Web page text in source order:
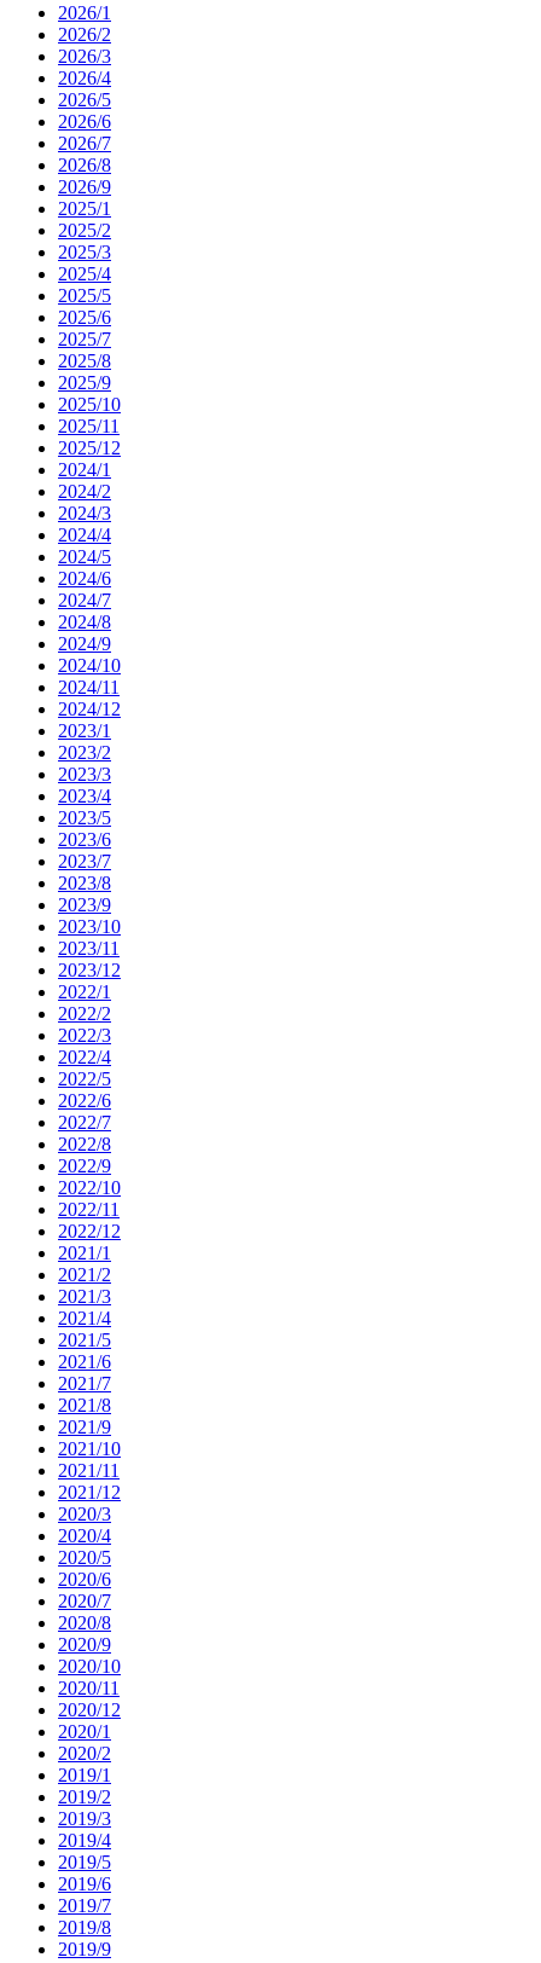
2026/1
2026/2
2026/3
2026/4
2026/5
2026/6
2026/7
2026/8
2026/9
2025/1
2025/2
2025/3
2025/4
2025/5
2025/6
2025/7
2025/8
2025/9
2025/10
2025/11
2025/12
2024/1
2024/2
2024/3
2024/4
2024/5
2024/6
2024/7
2024/8
2024/9
2024/10
2024/11
2024/12
2023/1
2023/2
2023/3
2023/4
2023/5
2023/6
2023/7
2023/8
2023/9
2023/10
2023/11
2023/12
2022/1
2022/2
2022/3
2022/4
2022/5
2022/6
2022/7
2022/8
2022/9
2022/10
2022/11
2022/12
2021/1
2021/2
2021/3
2021/4
2021/5
2021/6
2021/7
2021/8
2021/9
2021/10
2021/11
2021/12
2020/3
2020/4
2020/5
2020/6
2020/7
2020/8
2020/9
2020/10
2020/11
2020/12
2020/1
2020/2
2019/1
2019/2
2019/3
2019/4
2019/5
2019/6
2019/7
2019/8
2019/9